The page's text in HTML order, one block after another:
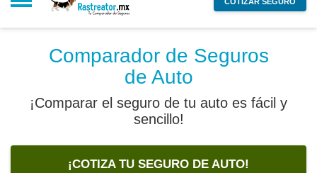
Comparador de Seguros
de Auto
¡Comparar el seguro de tu auto es fácil y
sencillo!
¡COTIZA TU SEGURO DE AUTO!